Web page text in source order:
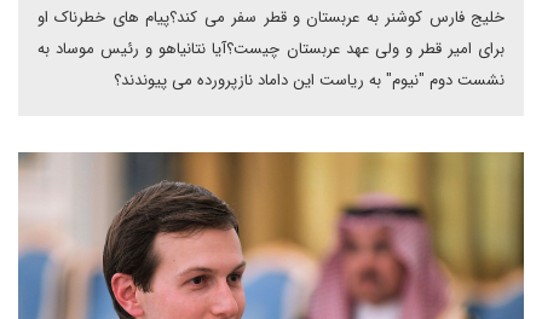
خلیج فارس کوشنر به عربستان و قطر سفر می کند؟پیام های خطرناک او
برای امیر قطر و ولی عهد عربستان چیست؟آیا نتانیاهو و رئیس موساد به
نشست دوم "نیوم" به ریاست این داماد نازپرورده می پیوندند؟